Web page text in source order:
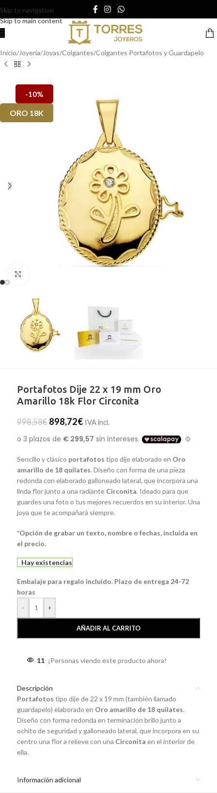
Skip to navigation
Skip to main content
Inicio/Joyería/Joyas/Colgantes/Colgantes Portafotos y Guardapelo
-10%
ORO 18K
Portafotos Dije 22 x 19 mm Oro
Amarillo 18k Flor Circonita
998,58€ 898,72€ IVA incl.
Sencillo y clásico portafotos tipo dije elaborado en Oro
amarillo de 18 quilates. Diseño con forma de una pieza
redonda con elaborado galloneado lateral, que incorpora una
linda flor junto a una radiante Circonita. Ideado para que
guardes una foto o tus mejores recuerdos en su interior. Una
joya que te acompañará siempre.
*Opción de grabar un texto, nombre o fechas, incluida en
el precio.
Hay existencias
Embalaje para regalo incluido. Plazo de entrega 24-72
horas
-
+
AÑADIR AL CARRITO
11 ¡Personas viendo este producto ahora!
Descripción
Portafotos tipo dije de 22 x 19 mm (también llamado
guardapelo) elaborado en Oro amarillo de 18 quilates.
Diseño con forma redonda en terminación brillo junto a
ochito de seguridad y galloneado lateral, que incorpora en su
centro una flor a relieve con una Circonita en el interior de
ella.
Información adicional